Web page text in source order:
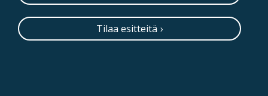
Tilaa esitteitä